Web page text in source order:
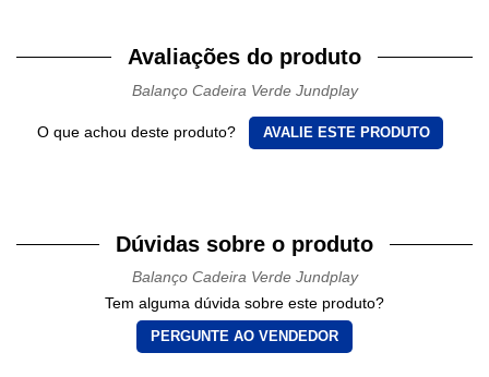
Avaliações do produto
Balanço Cadeira Verde Jundplay
O que achou deste produto? AVALIE ESTE PRODUTO
Dúvidas sobre o produto
Balanço Cadeira Verde Jundplay
Tem alguma dúvida sobre este produto?
PERGUNTE AO VENDEDOR